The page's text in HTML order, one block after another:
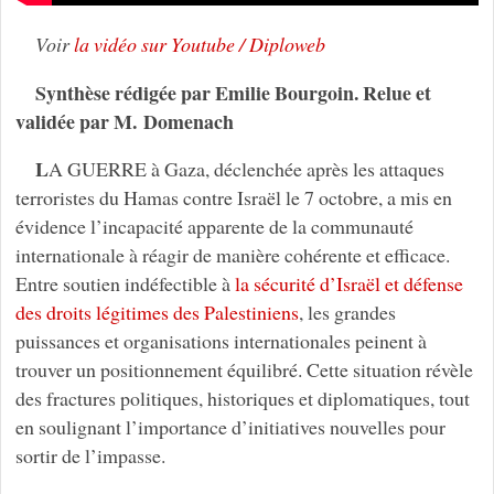
Voirla vidéo sur Youtube / Diploweb
Synthèse rédigée par Emilie Bourgoin. Relue et
validée par M. Domenach
LA GUERRE à Gaza, déclenchée après les attaques
terroristes du Hamas contre Israël le 7 octobre, a mis en
évidence l’incapacité apparente de la communauté
internationale à réagir de manière cohérente et efficace.
Entre soutien indéfectible àla sécurité d’Israël et défense
des droits légitimes des Palestiniens, les grandes
puissances et organisations internationales peinent à
trouver un positionnement équilibré. Cette situation révèle
des fractures politiques, historiques et diplomatiques, tout
en soulignant l’importance d’initiatives nouvelles pour
sortir de l’impasse.